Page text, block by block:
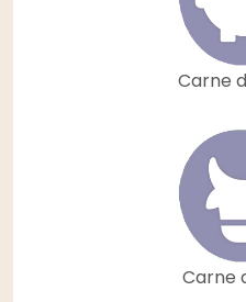
Carne
Carne